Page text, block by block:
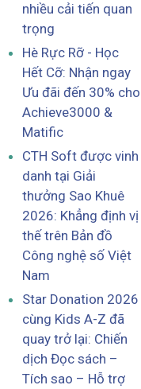
nhiều cải tiến quan
trọng
Hè Rực Rỡ - Học
Hết Cỡ: Nhận ngay
Ưu đãi đến 30% cho
Achieve3000 &
Matific
CTH Soft được vinh
danh tại Giải
thưởng Sao Khuê
2026: Khẳng định vị
thế trên Bản đồ
Công nghệ số Việt
Nam
Star Donation 2026
cùng Kids A-Z đã
quay trở lại: Chiến
dịch Đọc sách –
Tích sao – Hỗ trợ